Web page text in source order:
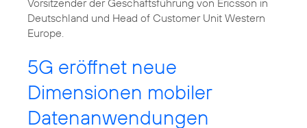
Vorsitzender der Geschäftsführung von Ericsson in
Deutschland und Head of Customer Unit Western
Europe.
5G eröffnet neue
Dimensionen mobiler
Datenanwendungen